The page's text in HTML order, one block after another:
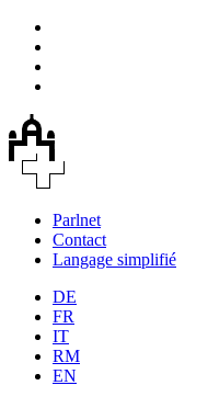
Parlnet
Contact
Langage simplifié
DE
FR
IT
RM
EN